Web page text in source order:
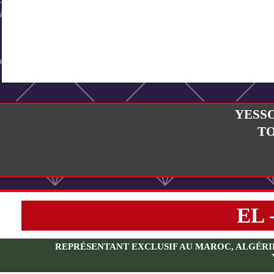
EL
REPRÉSENTANT EXCLUSIF AU MAROC,